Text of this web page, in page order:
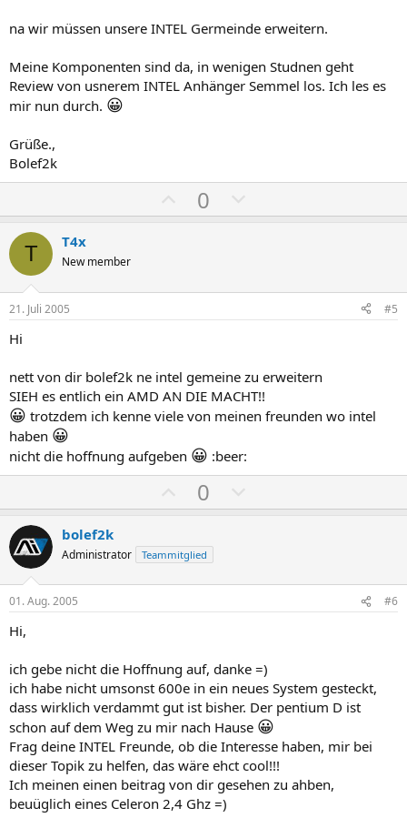
S
i
m
S
i
m
na wir müssen unsere INTEL Germeinde erweitern.
Meine Komponenten sind da, in wenigen Studnen geht
Review von usnerem INTEL Anhänger Semmel los. Ich les es
mir nun durch. 😀
Grüße.,
Bolef2k
o
t
v
S
t
i
m
e
0
e
t
v
S
t
i
e
T T4x
New member
21. Juli 2005 #5
Hi
nett von dir bolef2k ne intel gemeine zu erweitern
SIEH es entlich ein AMD AN DIE MACHT!!
😀 trotzdem ich kenne viele von meinen freunden wo intel
haben 😀
nicht die hoffnung aufgeben 😀 :beer:
o
i
t
v
S
t
i
m
m
e
0
e
t
v
S
t
i
m
m
e
bolef2k
Administrator Teammitglied
01. Aug. 2005 #6
Hi,
ich gebe nicht die Hoffnung auf, danke =)
ich habe nicht umsonst 600e in ein neues System gesteckt,
dass wirklich verdammt gut ist bisher. Der pentium D ist
schon auf dem Weg zu mir nach Hause 😀
Frag deine INTEL Freunde, ob die Interesse haben, mir bei
dieser Topik zu helfen, das wäre ehct cool!!!
Ich meinen einen beitrag von dir gesehen zu ahben,
beuüglich eines Celeron 2,4 Ghz =)